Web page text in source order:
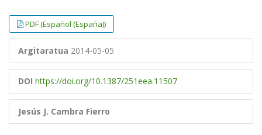
PDF (Español (España))
Argitaratua 2014-05-05
DOI https://doi.org/10.1387/251eea.11507
Jesús J. Cambra Fierro